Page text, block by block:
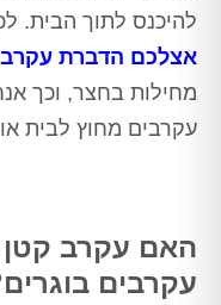
להיכנס לתוך הבית.
אצלכם הדברת
מחילות בחצר, וכך
עקרבים מחוץ לבית
האם עקרב
עקרבים